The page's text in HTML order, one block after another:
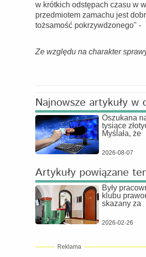
w krótkich odstępach czasu w
przedmiotem zamachu jest
tożsamość pokrzywdzonego" -
Ze względu na charakter
Najnowsze artykuły w
Oszukana
tysiące
Myślała, że
2026-08-07
Artykuły powiązane
Były
klubu
skazany za
2026-02-26
Reklama